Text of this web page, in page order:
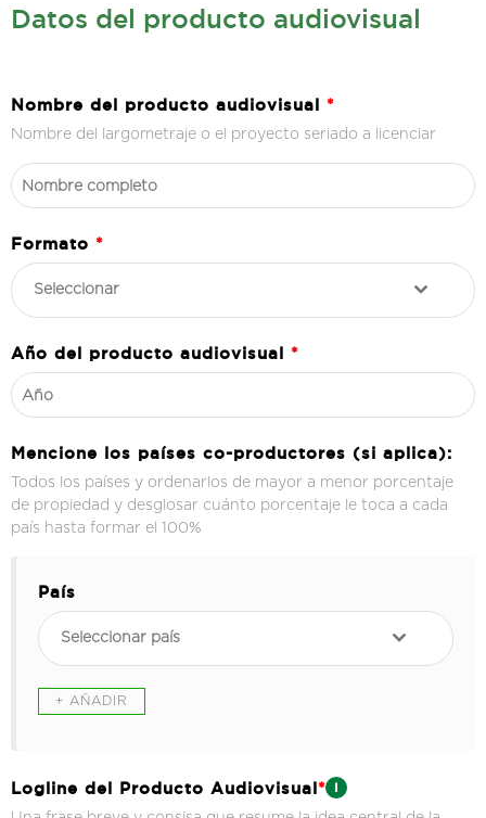
Datos del producto audiovisual
Nombre del producto audiovisual *
Nombre del largometraje o el proyecto seriado a licenciar
Formato *
Seleccionar
Año del producto audiovisual *
Mencione los países co-productores (si aplica):
Todos los países y ordenarlos de mayor a menor porcentaje
de propiedad y desglosar cuánto porcentaje le toca a cada
país hasta formar el 100%
País
Seleccionar país
Logline del Producto Audiovisual*